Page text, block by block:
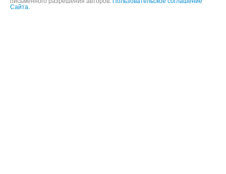
Информация и фотографии, представленные на данном сайте не
могут быть использованы в целях публичного воспроизведения без